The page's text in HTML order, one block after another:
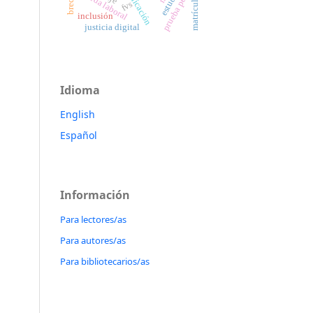
vida laboral
justicia digital matrícula
inclusión
fvs
Idioma
English
Español
Información
Para lectores/as
Para autores/as
Para bibliotecarios/as